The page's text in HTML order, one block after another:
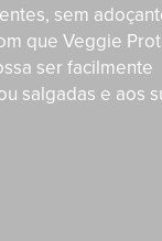
sem
que Veggie
ser facilmente
salgadas e aos